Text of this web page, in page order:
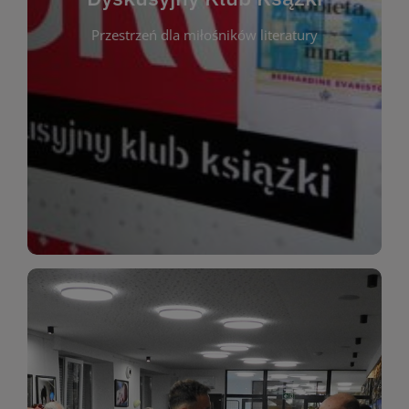
Przestrzeń dla miłośników literatury
Dyskusyjny Klub Ksążki
Dyskusyjny Klub Książki to przestrzeń dla
miłośników literatury, którzy lubią dzielić się
opiniami i emocjami po lekturze. Spotykamy się
regularnie, by rozmawiać o wybranych tytułach z
różnych gatunków literackich. Każde spotkanie to
okazja do inspirującej dyskusji, wymiany
miłośników estetycznych doznań!
WIĘCEJ